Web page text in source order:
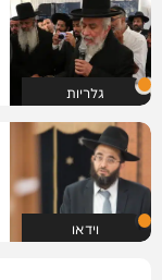
גלריות
וידאו